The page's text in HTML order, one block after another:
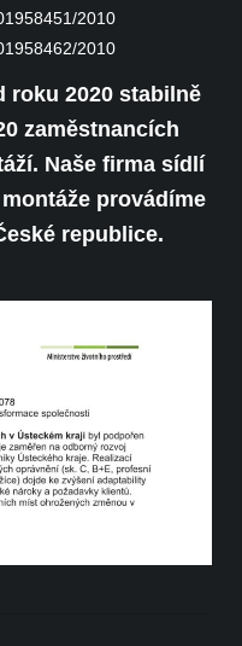
2010
2010
roku 2020 stabilně
zaměstnancích
Naše firma sídlí
provádíme
republice.